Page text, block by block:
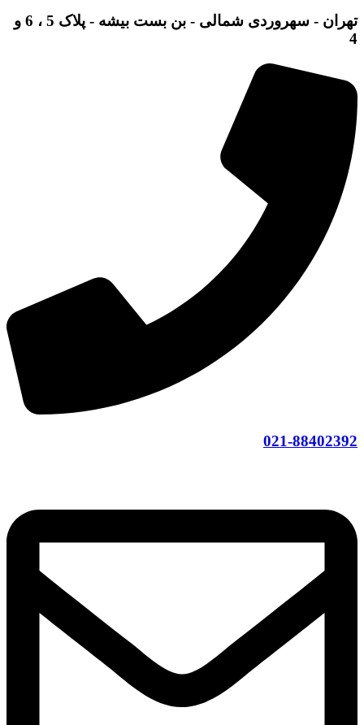
تهران - سهروردی شمالی - بن بست بیشه - پلاک 5 ، 6 و
4
021-88402392